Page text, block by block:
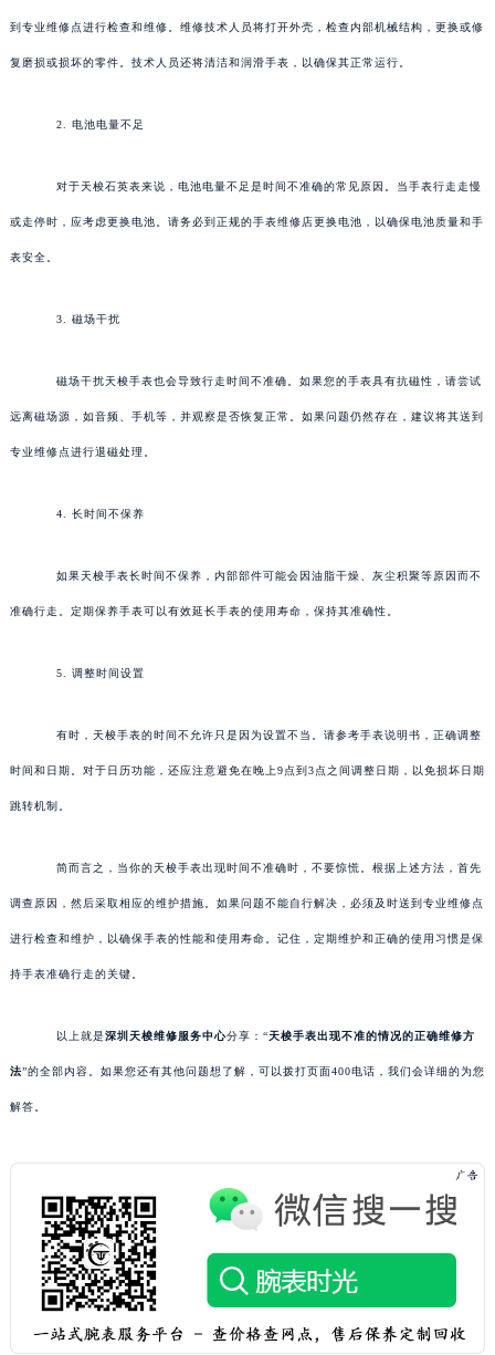
到专业维修点进行检查和维修。维修技术人员将打开外壳，检查内部机械结构，更换或修
复磨损或损坏的零件。技术人员还将清洁和润滑手表，以确保其正常运行。
2. 电池电量不足
对于天梭石英表来说，电池电量不足是时间不准确的常见原因。当手表行走走慢
或走停时，应考虑更换电池。请务必到正规的手表维修店更换电池，以确保电池质量和手
表安全。
3. 磁场干扰
磁场干扰天梭手表也会导致行走时间不准确。如果您的手表具有抗磁性，请尝试
远离磁场源，如音频、手机等，并观察是否恢复正常。如果问题仍然存在，建议将其送到
专业维修点进行退磁处理。
4. 长时间不保养
如果天梭手表长时间不保养，内部部件可能会因油脂干燥、灰尘积聚等原因而不
准确行走。定期保养手表可以有效延长手表的使用寿命，保持其准确性。
5. 调整时间设置
有时，天梭手表的时间不允许只是因为设置不当。请参考手表说明书，正确调整
时间和日期。对于日历功能，还应注意避免在晚上9点到3点之间调整日期，以免损坏日期
跳转机制。
简而言之，当你的天梭手表出现时间不准确时，不要惊慌。根据上述方法，首先
调查原因，然后采取相应的维护措施。如果问题不能自行解决，必须及时送到专业维修点
进行检查和维护，以确保手表的性能和使用寿命。记住，定期维护和正确的使用习惯是保
持手表准确行走的关键。
以上就是深圳天梭维修服务中心分享：“天梭手表出现不准的情况的正确维修方
法”的全部内容。如果您还有其他问题想了解，可以拨打页面400电话，我们会详细的为您
解答。